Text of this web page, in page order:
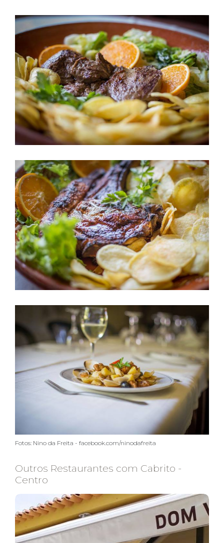
Fotos: Nino da Freita - facebook.com/ninodafreita
Outros Restaurantes com Cabrito -
Centro